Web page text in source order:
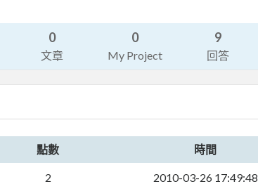
0
文章
0
My Project
9
回答
點數 時間
2 2010-03-26 17:49:48